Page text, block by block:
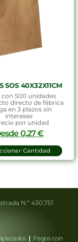
SOS 40X32X11CM
con 500 unidades
directo de fábrica
en 3 plazos sin
intereses
por unidad
0,27€
Cantidad
N.º 430.751
| Pagos con